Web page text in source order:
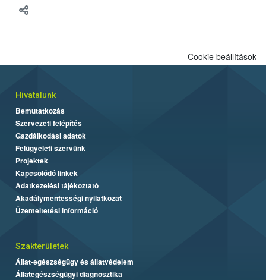
Cookie beállítások
Hivatalunk
Bemutatkozás
Szervezeti felépítés
Gazdálkodási adatok
Felügyeleti szervünk
Projektek
Kapcsolódó linkek
Adatkezelési tájékoztató
Akadálymentességi nyilatkozat
Üzemeltetési információ
Szakterületek
Állat-egészségügy és állatvédelem
Állategészségügyi diagnosztika